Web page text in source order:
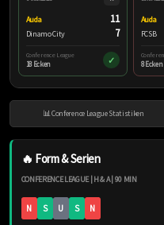
Auda 11
Dinamo City 7
Conference League
18 Ecken ✓
Auda
FCSB
8 Ecken
📊 Conference League Statistiken
🔥 Form & Serien
CONFERENCE LEAGUE | H & A | 90 MIN
N S U S N